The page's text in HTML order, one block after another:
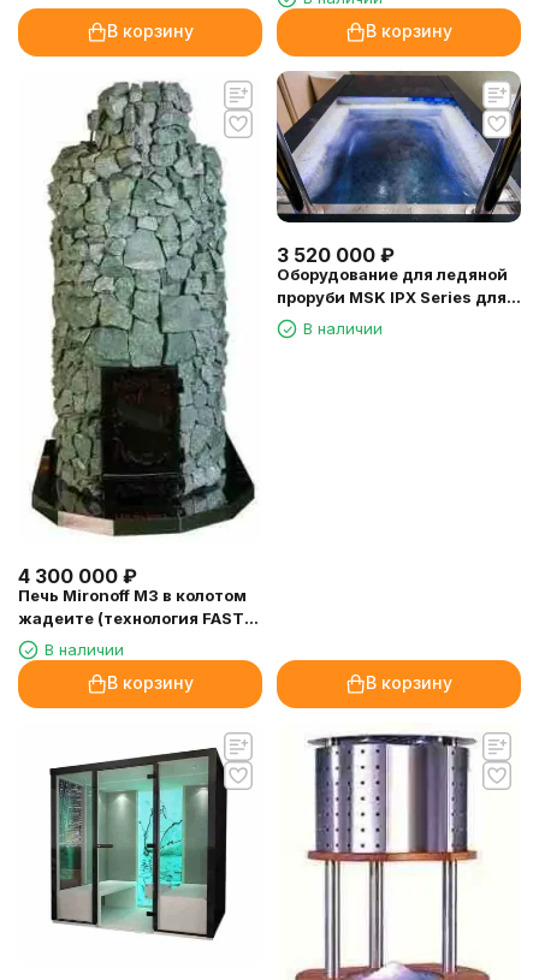
В корзину В корзину
4 300 000 ₽
Печь Mironoff M3 в колотом
жадеите (технология FAST
LOCK)В наличии
В корзину
3 520 000 ₽
Оборудование для ледяной
проруби MSK IPX Series для
объема 1 куб.м
В наличии
В корзину